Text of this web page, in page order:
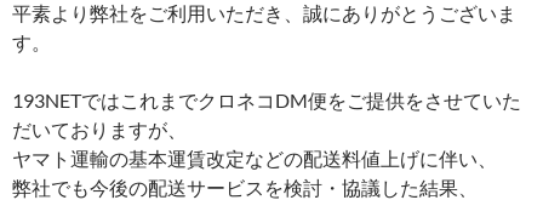
平素より弊社をご利用いただき、誠にありがとうございま
す。
193NETではこれまでクロネコDM便をご提供をさせていた
だいておりますが、
ヤマト運輸の基本運賃改定などの配送料値上げに伴い、
弊社でも今後の配送サービスを検討・協議した結果、